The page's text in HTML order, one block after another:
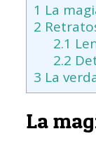
1 La
2
2.1
2.2
3 La
La